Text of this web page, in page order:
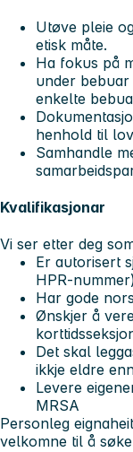
Utøve pleie
etisk måte.
Ha fokus på
under
enkelte
henhold til
Samhandle
Kvalifikasjonar
Vi ser etter deg
Er autorisert
HPR-
Har gode
Ønskjer å
Det skal
ikkje eldre
Levere
MRSA
Personleg
velkomne til å